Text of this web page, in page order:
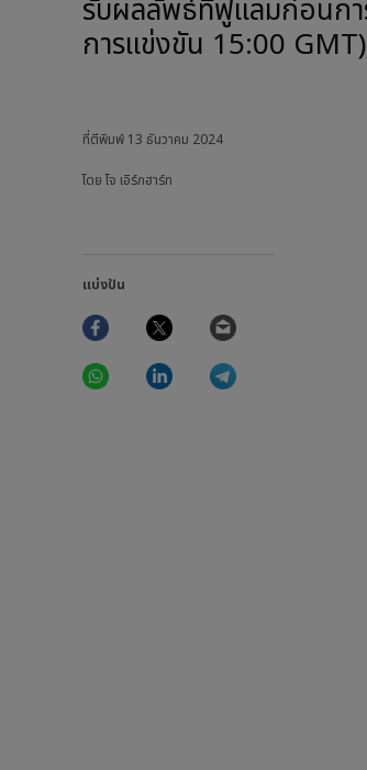
ที่ตีพิมพ์ 13 ธันวาคม 2024
โดย โจ เอิร์กฮาร์ท
แบ่งปัน
Facebook Twitter
WhatsAppLinkedIn
รับผลลัพธ์ที่ฟูแลมก่อนการแข่งขันพรีเมียร์ลีกของลิเวอร์พูลที่แอนฟิลด์ในบ่ายวันเสาร์ (เริ่ม
การแข่งขัน 15:00 GMT)